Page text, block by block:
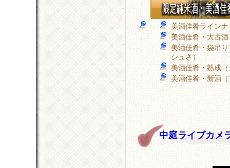
美酒佳肴ライン
美酒佳肴・大古
美酒佳肴・袋吊
シュさ）
美酒佳肴・熟成
美酒佳肴・新酒
中庭ライブカメ